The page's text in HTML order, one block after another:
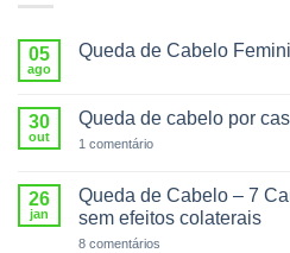
05
ago
Queda de Cabelo
Queda
Cabelo
30
out
Queda de cabelo por
1 comentárioem
cabelo
por
caspa?
26
jan
Queda de Cabelo – 7
sem efeitos colaterais
8 comentários